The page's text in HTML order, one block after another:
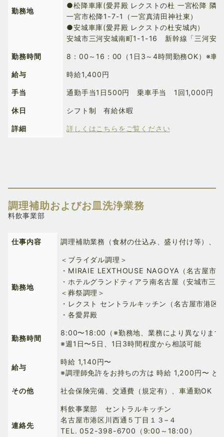
勤務地
●松降車庫(愛昇殿 レクストの杜 一宮松降 隣
一宮市松降1-7-1（一宮真清田神社東）
●安城車庫(愛昇殿 レクストの杜安城内）
安城市三河安城南町1-1-16 新幹線「三河安
勤務時間 8：00～16：00（1日3～4時間勤務OK）※車
給与 時給1,400円
手当 通勤手当1日500円 乗車手当 1回1,000円
休日 シフト制 有給休暇
詳細 詳しくはこちらをご覧ください
調理補助およびお皿洗浄業務
料飲事業部
仕事内容 調理補助業務（食材の仕込み、盛り付け等）、
勤務地
＜ブライダル調理＞
・MIRAIE LEXTHOUSE NAGOYA（名古屋市
・ホテルグランドティアラ南名古屋（安城市三
＜葬祭調理＞
・レクスト セントラルキッチン（名古屋市港区
・各愛昇殿
勤務時間
8:00〜18:00（※勤務地、業務により異なります
※週1日〜5日、1日3時間程度から相談可能
給与
時給 1,140円〜
※調理師免許をお持ちの方は 時給 1,200円〜 と
その他 社会保険完備、交通費（規定有）、車通勤OK（
連絡先
料飲事業部 セントラルキッチン
名古屋市港区川西通５丁目１３−４
TEL.052-398-6700
（9:00～18:00）